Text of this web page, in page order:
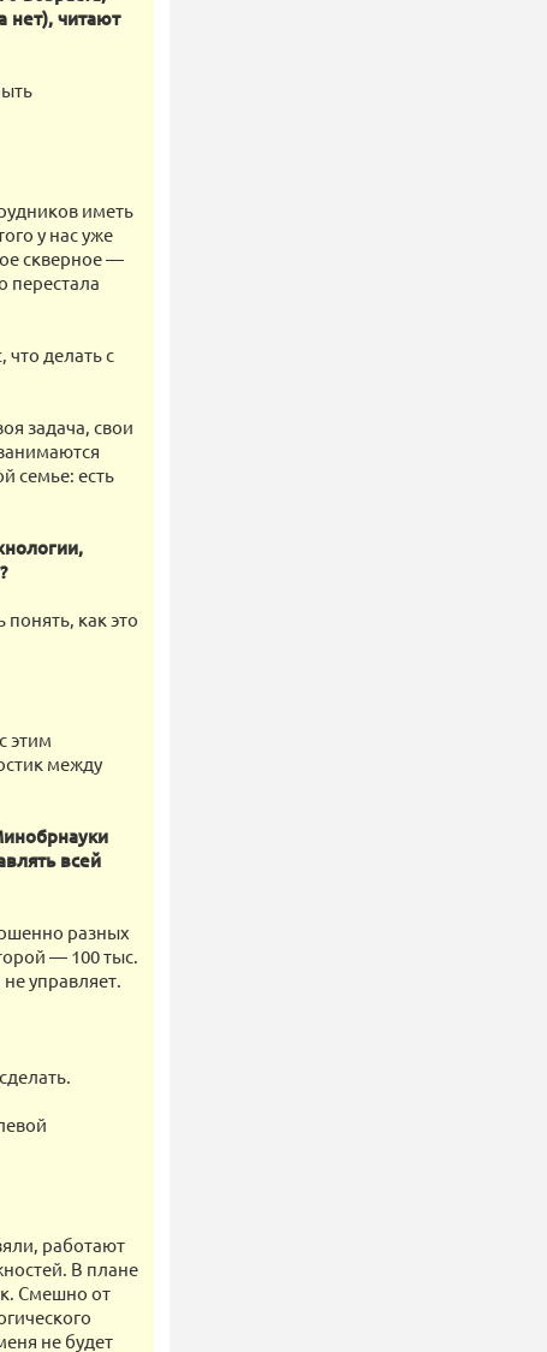
нет), читают
иметь
у нас уже
скверное —
перестала
что делать с
задача, свои
семье: есть
как это
этим
между
всей
разных
— 100 тыс.
управляет.
работают
В плане
Смешно от
не будет